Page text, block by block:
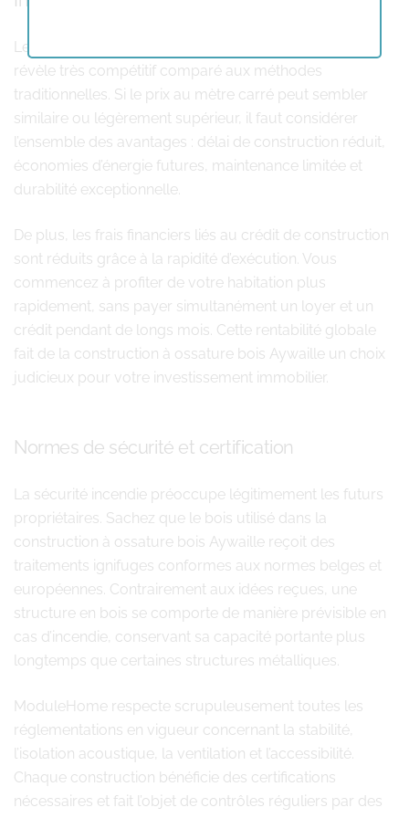
Le coût d’une construction à ossature bois Aywaille se
révèle très compétitif comparé aux méthodes
traditionnelles. Si le prix au mètre carré peut sembler
similaire ou légèrement supérieur, il faut considérer
l’ensemble des avantages : délai de construction réduit,
économies d’énergie futures, maintenance limitée et
durabilité exceptionnelle.
De plus, les frais financiers liés au crédit de construction
sont réduits grâce à la rapidité d’exécution. Vous
commencez à profiter de votre habitation plus
rapidement, sans payer simultanément un loyer et un
crédit pendant de longs mois. Cette rentabilité globale
fait de la construction à ossature bois Aywaille un choix
judicieux pour votre investissement immobilier.
Normes de sécurité et certification
La sécurité incendie préoccupe légitimement les futurs
propriétaires. Sachez que le bois utilisé dans la
construction à ossature bois Aywaille reçoit des
traitements ignifuges conformes aux normes belges et
européennes. Contrairement aux idées reçues, une
structure en bois se comporte de manière prévisible en
cas d’incendie, conservant sa capacité portante plus
longtemps que certaines structures métalliques.
ModuleHome respecte scrupuleusement toutes les
réglementations en vigueur concernant la stabilité,
l’isolation acoustique, la ventilation et l’accessibilité.
Chaque construction bénéficie des certifications
nécessaires et fait l’objet de contrôles réguliers par des